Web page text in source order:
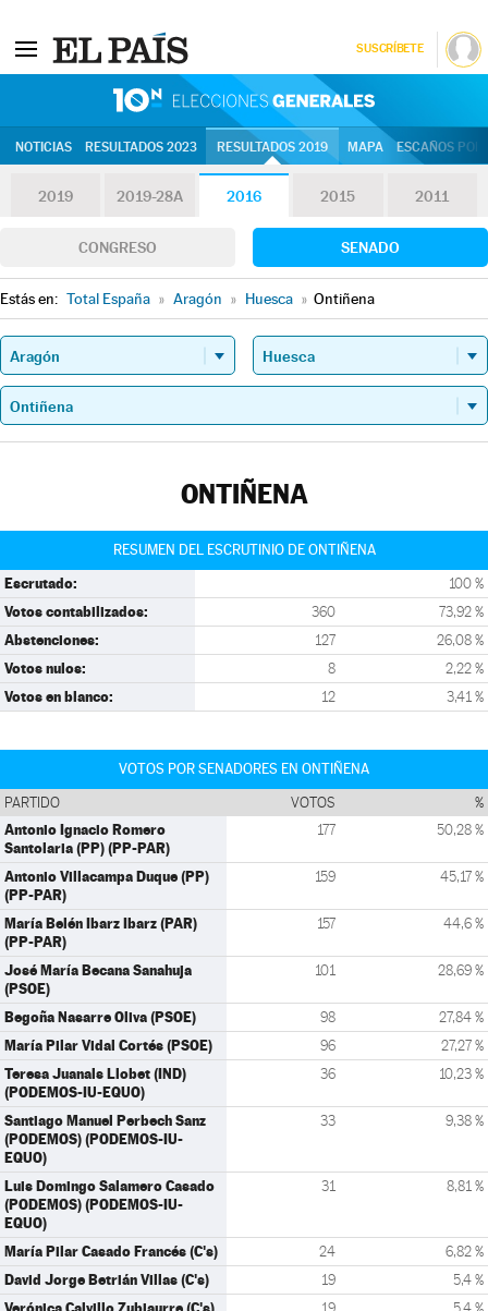
SUSCRÍBETE
NOTICIAS RESULTADOS 2023 RESULTADOS 2019 MAPA ESCAÑOS
2019 2019-28A 2016 2015 2011
CONGRESO SENADO
Estás en: Total España » Aragón » Huesca » Ontiñena
ONTIÑENA
RESUMEN DEL ESCRUTINIO DE ONTIÑENA
Escrutado: 100 %
Votos contabilizados: 360 73,92 %
Abstenciones: 127 26,08 %
Votos nulos: 8 2,22 %
Votos en blanco: 12 3,41 %
VOTOS POR SENADORES EN ONTIÑENA
PARTIDO VOTOS %
Antonio Ignacio Romero
Santolaria (PP) (PP-PAR)
177 50,28 %
Antonio Villacampa Duque (PP)
(PP-PAR)
159 45,17 %
María Belén Ibarz Ibarz (PAR)
(PP-PAR)
157 44,6 %
José María Becana Sanahuja
(PSOE)
101 28,69 %
Begoña Nasarre Oliva (PSOE) 98 27,84 %
María Pilar Vidal Cortés (PSOE) 96 27,27 %
Teresa Juanals Llobet (IND)
(PODEMOS-IU-EQUO)
36 10,23 %
Santiago Manuel Perbech Sanz
(PODEMOS) (PODEMOS-IU-
EQUO)
33 9,38 %
Luis Domingo Salamero Casado
(PODEMOS) (PODEMOS-IU-
EQUO)
31 8,81 %
María Pilar Casado Francés (C's) 24 6,82 %
David Jorge Betrián Villas (C's) 19 5,4 %